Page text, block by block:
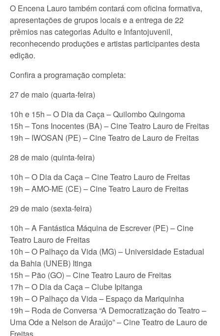
O Encena Lauro também contará com oficina formativa,
apresentações de grupos locais e a entrega de 22
prêmios nas categorias Adulto e Infantojuvenil,
reconhecendo produções e artistas participantes desta
edição.
Confira a programação completa:
27 de maio (quarta-feira)
10h e 15h – O Dia da Caça – Quilombo Quingoma
15h – Tons Inocentes (BA) – Cine Teatro Lauro de Freitas
19h – IWOSAN (PE) – Cine Teatro de Lauro de Freitas
28 de maio (quinta-feira)
10h – O Dia da Caça – Cine Teatro Lauro de Freitas
19h – AMO-ME (CE) – Cine Teatro Lauro de Freitas
29 de maio (sexta-feira)
10h – A Fantástica Máquina de Escrever (PE) – Cine
Teatro Lauro de Freitas
10h – O Palhaço da Vida (MG) – Universidade Estadual
da Bahia (UNEB) Itinga
15h – Pão (GO) – Cine Teatro Lauro de Freitas
17h – O Dia da Caça – Clube Ipitanga
19h – O Palhaço da Vida – Espaço da Mariquinha
19h – Roda de Conversa “A Democratização do Teatro –
Uma Ode a Nelson de Araújo” – Cine Teatro de Lauro de